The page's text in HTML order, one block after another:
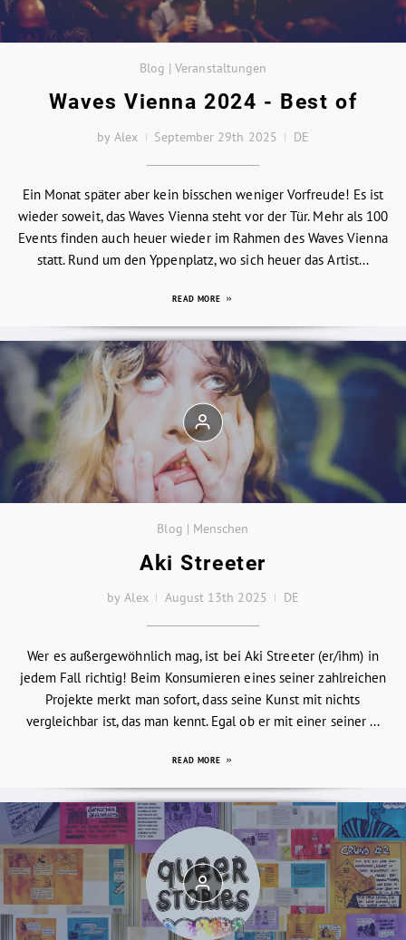
Blog | Veranstaltungen
Waves Vienna 2024 - Best of
by Alex September 29th 2025 DE
Ein Monat später aber kein bisschen weniger Vorfreude! Es ist
wieder soweit, das Waves Vienna steht vor der Tür. Mehr als 100
Events finden auch heuer wieder im Rahmen des Waves Vienna
statt. Rund um den Yppenplatz, wo sich heuer das Artist...
READ MORE
Blog | Menschen
Aki Streeter
by Alex August 13th 2025 DE
Wer es außergewöhnlich mag, ist bei Aki Streeter (er/ihm) in
jedem Fall richtig! Beim Konsumieren eines seiner zahlreichen
Projekte merkt man sofort, dass seine Kunst mit nichts
vergleichbar ist, das man kennt. Egal ob er mit einer seiner ...
READ MORE